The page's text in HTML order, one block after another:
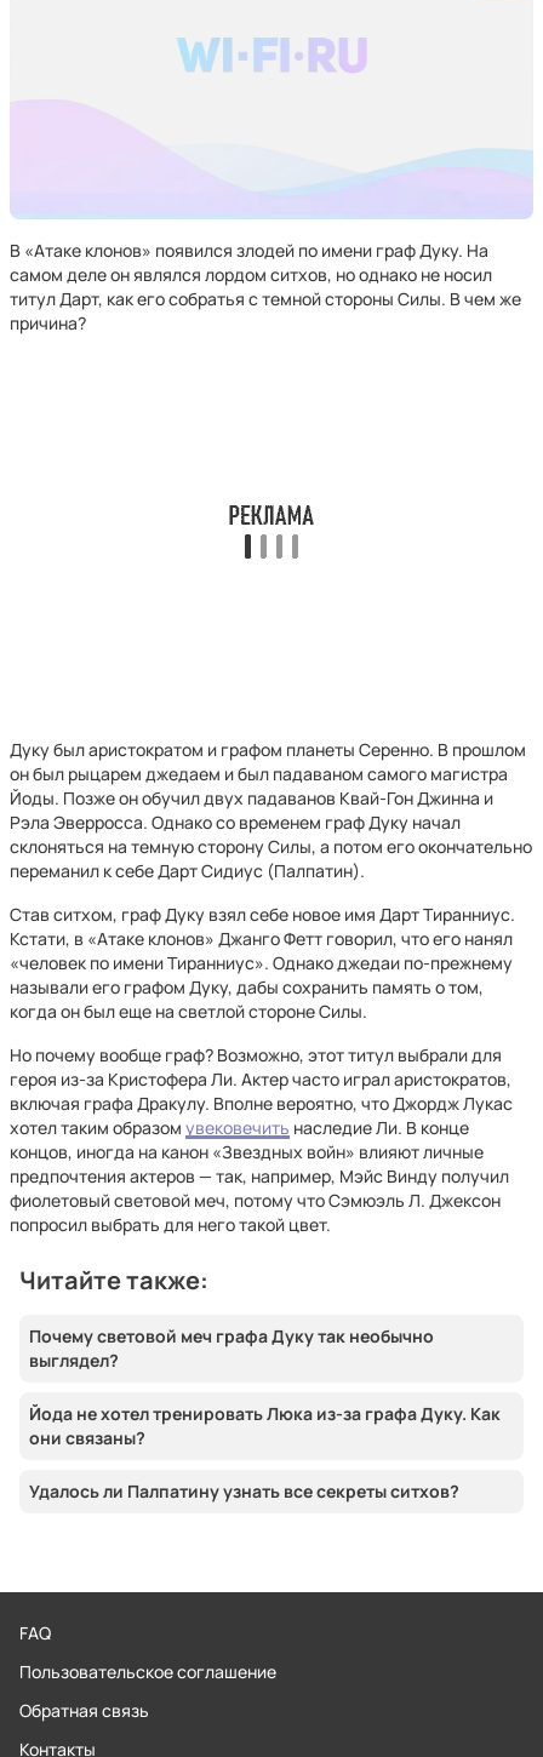
В «Атаке клонов» появился злодей по имени граф Дуку. На
самом деле он являлся лордом ситхов, но однако не носил
титул Дарт, как его собратья с темной стороны Силы. В чем же
причина?
Дуку был аристократом и графом планеты Серенно. В прошлом
он был рыцарем джедаем и был падаваном самого магистра
Йоды. Позже он обучил двух падаванов Квай-Гон Джинна и
Рэла Эверросса. Однако со временем граф Дуку начал
склоняться на темную сторону Силы, а потом его окончательно
переманил к себе Дарт Сидиус (Палпатин).
Став ситхом, граф Дуку взял себе новое имя Дарт Тиранниус.
Кстати, в «Атаке клонов» Джанго Фетт говорил, что его нанял
«человек по имени Тиранниус». Однако джедаи по-прежнему
называли его графом Дуку, дабы сохранить память о том,
когда он был еще на светлой стороне Силы.
Но почему вообще граф? Возможно, этот титул выбрали для
героя из-за Кристофера Ли. Актер часто играл аристократов,
включая графа Дракулу. Вполне вероятно, что Джордж Лукас
хотел таким образом увековечить наследие Ли. В конце
концов, иногда на канон «Звездных войн» влияют личные
предпочтения актеров — так, например, Мэйс Винду получил
фиолетовый световой меч, потому что Сэмюэль Л. Джексон
попросил выбрать для него такой цвет.
Читайте также:
Почему световой меч графа Дуку так необычно
выглядел?
Йода не хотел тренировать Люка из-за графа Дуку. Как
они связаны?
Удалось ли Палпатину узнать все секреты ситхов?
FAQ
Пользовательское соглашение
Обратная связь
Контакты